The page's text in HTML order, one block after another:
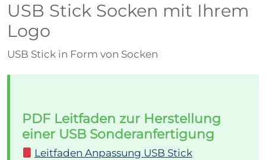
USB Stick Socken mit Ihrem
Logo
USB Stick in Form von Socken
PDF Leitfaden zur Herstellung
einer USB Sonderanfertigung
Leitfaden Anpassung USB Stick